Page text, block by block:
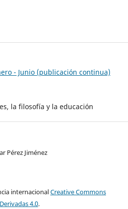
- Junio (publicación continua)
la filosofía y la educación
Pérez Jiménez
internacionalCreative Commons
4.0.